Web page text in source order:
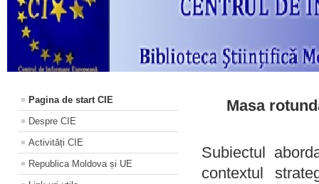
Pagina de start CIE
Despre CIE
Activități CIE
Republica Moldova și UE
Masa
Subiectul
contextul